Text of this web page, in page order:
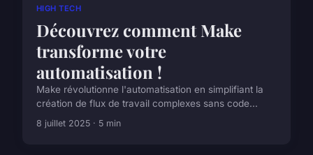
HIGH TECH
Découvrez comment Make
transforme votre
automatisation !
Make révolutionne l'automatisation en simplifiant la
création de flux de travail complexes sans code...
8 juillet 2025 · 5 min